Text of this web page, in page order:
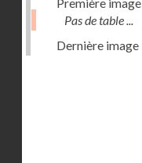
Pas de table ...
Dernière image